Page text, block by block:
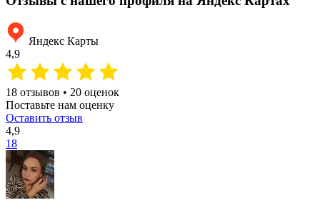
Яндекс Карты
4,9
18 отзывов • 20 оценок
Поставьте нам оценку
Оставить отзыв
4,9
18